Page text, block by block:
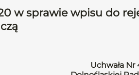
w sprawie wpisu do
Uchwała Nr